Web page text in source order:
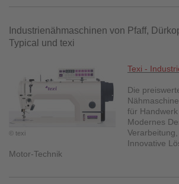
Industrienähmaschinen von Pfaff,
Typical und texi
© texi
Texi -
Die
für
Modernes
Verarbeitung,
Innovative
Motor-Technik